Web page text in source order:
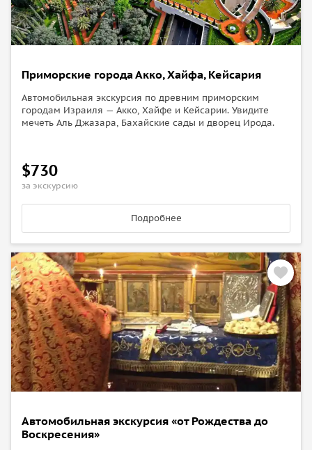
Приморские города Акко, Хайфа, Кейсария
Автомобильная экскурсия по древним приморским
городам Израиля — Акко, Хайфе и Кейсарии. Увидите
мечеть Аль Джазара, Бахайские сады и дворец Ирода.
$730
за экскурсию
Подробнее
Автомобильная экскурсия «от Рождества до
Воскресения»